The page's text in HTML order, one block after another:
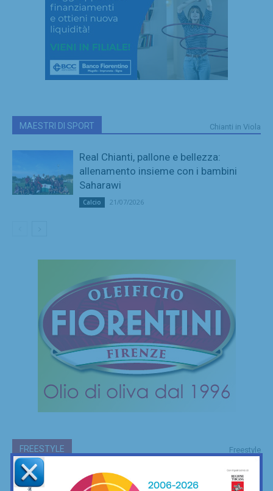
MAESTRI DI SPORT Chianti in Viola
Real Chianti, pallone e bellezza:
allenamento insieme con i bambini
Saharawi
Calcio 21/07/2026
FREESTYLE Freestyle
Le mie camminate mettendo ai piedi… il